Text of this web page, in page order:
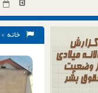
خانه >